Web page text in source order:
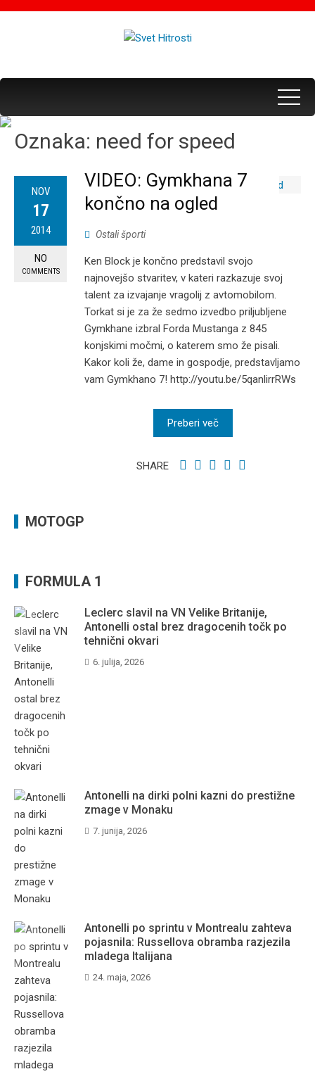
Oznaka: need for speed
NOV
17
2014
NO
COMMENTS
VIDEO: Gymkhana 7
končno na ogled
Ostali športi
Ken Block je končno predstavil svojo
najnovejšo stvaritev, v kateri razkazuje svoj
talent za izvajanje vragolij z avtomobilom.
Torkat si je za že sedmo izvedbo priljubljene
Gymkhane izbral Forda Mustanga z 845
konjskimi močmi, o katerem smo že pisali.
Kakor koli že, dame in gospodje, predstavljamo
vam Gymkhano 7! http://youtu.be/5qanlirrRWs
Preberi več
SHARE
MOTOGP
FORMULA 1
Leclerc slavil na VN Velike Britanije,
Antonelli ostal brez dragocenih točk po
tehnični okvari
6. julija, 2026
Antonelli na dirki polni kazni do prestižne
zmage v Monaku
7. junija, 2026
Antonelli po sprintu v Montrealu zahteva
pojasnila: Russellova obramba razjezila
mladega Italijana
24. maja, 2026